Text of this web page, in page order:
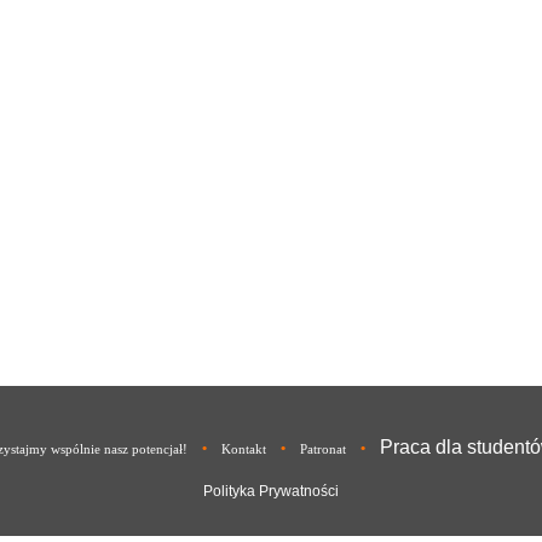
wspólnie nasz potencjał! • Kontakt • Patronat • Praca dla
Polityka Prywatności